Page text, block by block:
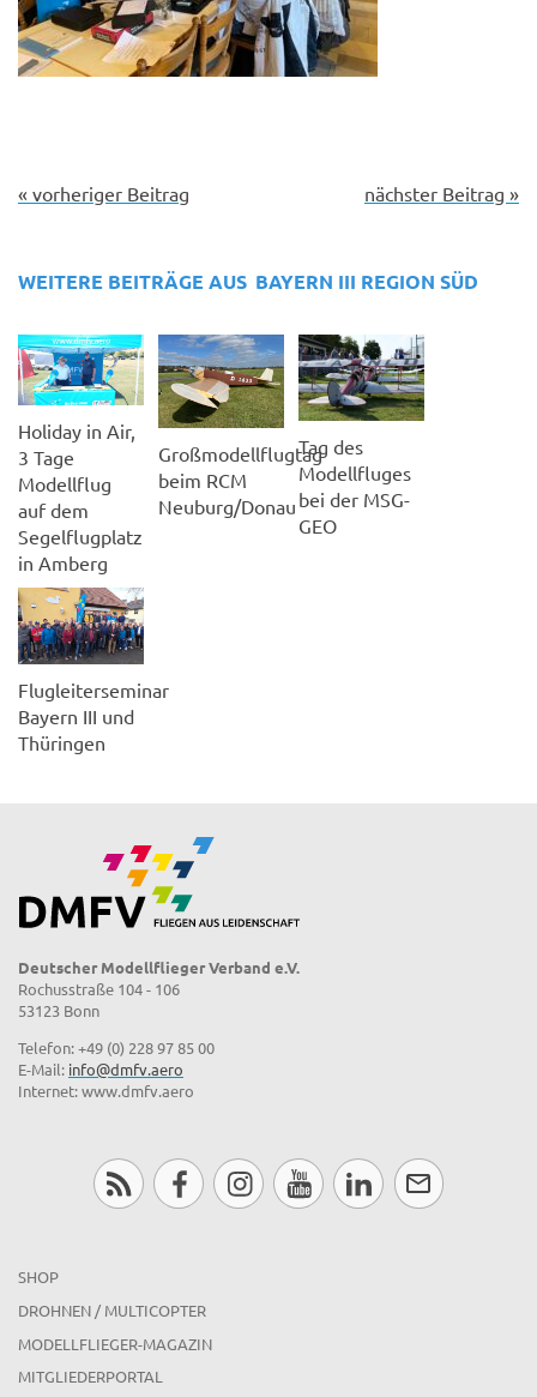
« vorheriger Beitrag nächster Beitrag »
WEITERE BEITRÄGE AUS BAYERN III REGION SÜD
Holiday in Air,
3 Tage
Modellflug
auf dem
Segelflugplatz
in Amberg
Großmodellflugtag
beim RCM
Neuburg/Donau
Tag des
Modellfluges
bei der MSG-
GEO
Flugleiterseminar
Bayern III und
Thüringen
Deutscher Modellflieger Verband e.V.
Rochusstraße 104 - 106
53123 Bonn
Telefon: +49 (0) 228 97 85 00
E-Mail: info@dmfv.aero
Internet: www.dmfv.aero
SHOP
DROHNEN / MULTICOPTER
MODELLFLIEGER-MAGAZIN
MITGLIEDERPORTAL